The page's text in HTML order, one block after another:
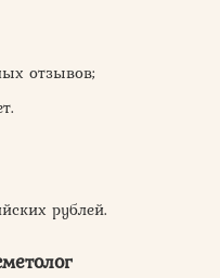
отзывов;
рублей.